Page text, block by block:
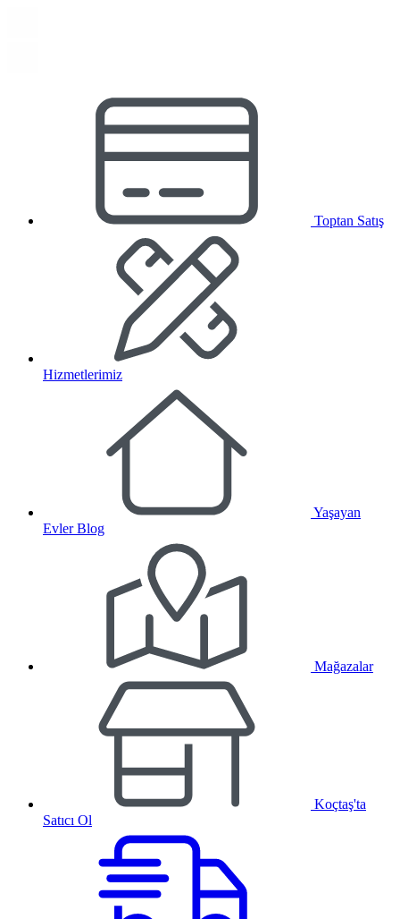
Toptan Satış
Hizmetlerimiz
Yaşayan
Evler Blog
Mağazalar
Koçtaş'ta
Satıcı Ol